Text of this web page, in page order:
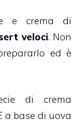
e crema di
veloci. Non
ed è
di crema
a base di uova